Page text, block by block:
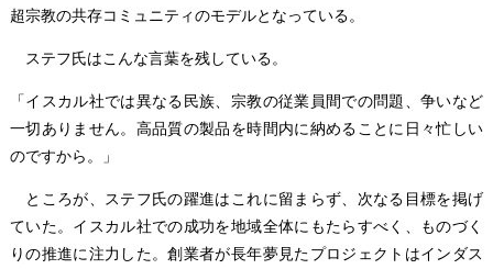
超宗教の共存コミュニティのモデルとなっている。
ステフ氏はこんな言葉を残している。
「イスカル社では異なる民族、宗教の従業員間での問題、争いなど
一切ありません。高品質の製品を時間内に納めることに日々忙しい
のですから。」
ところが、ステフ氏の躍進はこれに留まらず、次なる目標を掲げ
ていた。イスカル社での成功を地域全体にもたらすべく、ものづく
りの推進に注力した。創業者が長年夢見たプロジェクトはインダス